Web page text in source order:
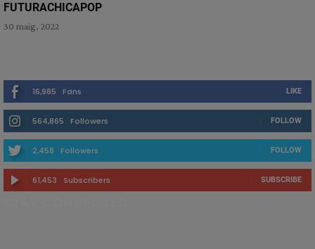
FUTURACHICAPOP
30 maig, 2022
16,985 Fans LIKE
564,865 Followers FOLLOW
2,458 Followers FOLLOW
61,453 Subscribers SUBSCRIBE